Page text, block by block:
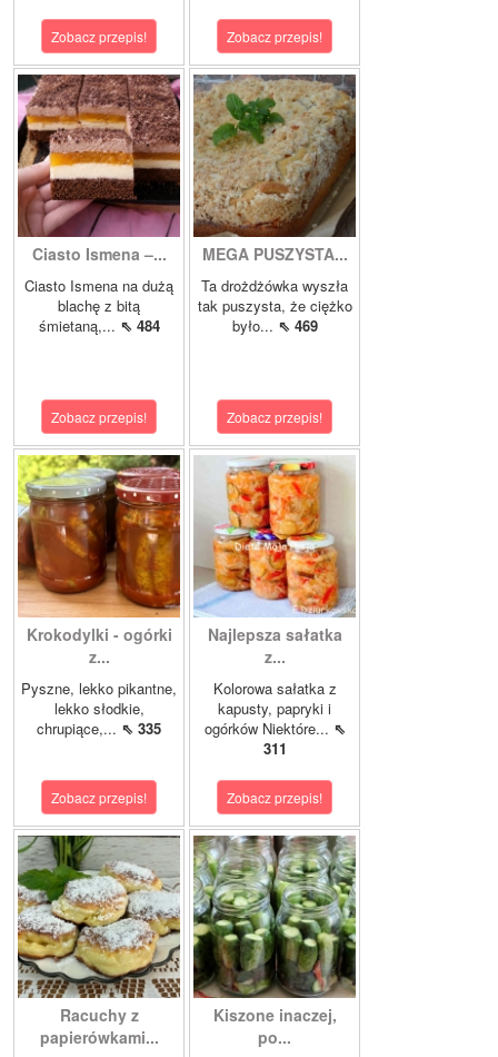
Zobacz przepis! Zobacz przepis!
Ciasto Ismena –...
Ciasto Ismena na dużą
blachę z bitą
śmietaną,... ⇖ 484
Zobacz przepis!
MEGA PUSZYSTA...
Ta drożdżówka wyszła
tak puszysta, że ciężko
było... ⇖ 469
Zobacz przepis!
Krokodylki - ogórki
z...
Pyszne, lekko pikantne,
lekko słodkie,
chrupiące,... ⇖ 335
Zobacz przepis!
Najlepsza sałatka
z...
Kolorowa sałatka z
kapusty, papryki i
ogórków Niektóre... ⇖
311
Zobacz przepis!
Racuchy z
papierówkami...
Kiszone inaczej,
po...